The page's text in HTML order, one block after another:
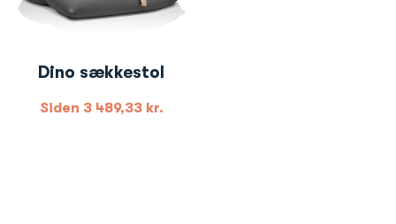
Dino sækkestol
Siden 3 489,33 kr.